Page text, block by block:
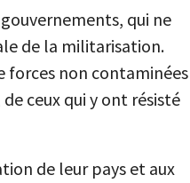
qui ne
de la militarisation.
forces non contaminées
ceux qui y ont résisté
de leur pays et aux